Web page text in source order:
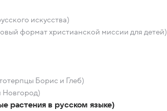
искусства)
формат христианской миссии для детей)
Борис и Глеб)
Новгород)
растения в русском языке)